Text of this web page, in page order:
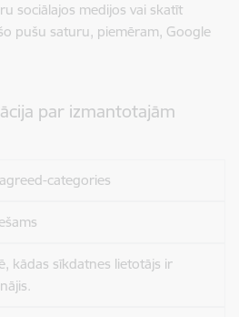
sociālajos medijos vai skatīt
pušu saturu, piemēram, Google
par izmantotajām
categories
kādas sīkdatnes lietotājs ir